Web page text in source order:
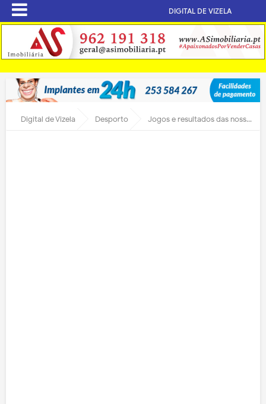
DIGITAL DE VIZELA
Digital de Vizela Desporto Jogos e resultados das nossas equipas